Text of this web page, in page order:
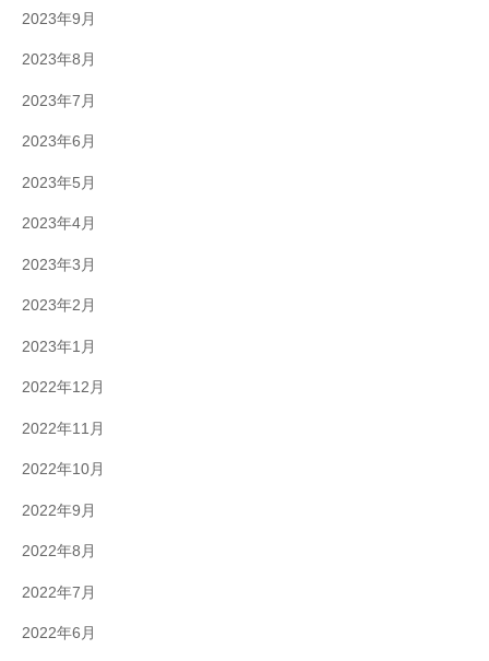
2023年9月
2023年8月
2023年7月
2023年6月
2023年5月
2023年4月
2023年3月
2023年2月
2023年1月
2022年12月
2022年11月
2022年10月
2022年9月
2022年8月
2022年7月
2022年6月